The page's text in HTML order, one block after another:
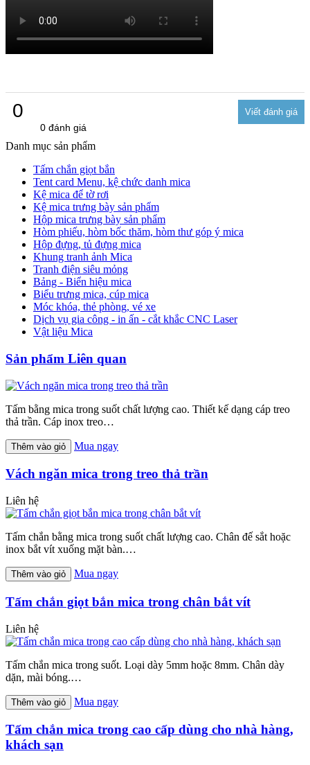
0
0 đánh giá
Danh mục sản phẩm
Tấm chắn giọt bắn
Tent card Menu, kệ chức danh mica
Kệ mica để tờ rơi
Kệ mica trưng bày sản phẩm
Hộp mica trưng bày sản phẩm
Hòm phiếu, hòm bốc thăm, hòm thư góp ý mica
Hộp đựng, tủ đựng mica
Khung tranh ảnh Mica
Tranh điện siêu mỏng
Bảng - Biển hiệu mica
Biểu trưng mica, cúp mica
Móc khóa, thẻ phòng, vé xe
Dịch vụ gia công - in ấn - cắt khắc CNC Laser
Vật liệu Mica
Sản phẩm Liên quan
Tấm bằng mica trong suốt chất lượng cao. Thiết kế dạng cáp treo
thả trần. Cáp inox treo…
Thêm vào giỏ Mua ngay
Vách ngăn mica trong treo thả trần
Liên hệ
Tấm chắn bằng mica trong suốt chất lượng cao. Chân đế sắt hoặc
inox bắt vít xuống mặt bàn.…
Thêm vào giỏ Mua ngay
Tấm chắn giọt bắn mica trong chân bắt vít
Liên hệ
Tấm chắn mica trong suốt. Loại dày 5mm hoặc 8mm. Chân dày
dặn, mài bóng.…
Thêm vào giỏ Mua ngay
Tấm chắn mica trong cao cấp dùng cho nhà hàng,
khách sạn